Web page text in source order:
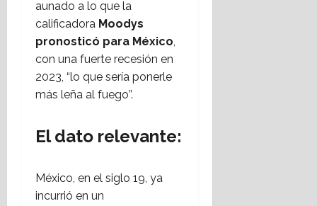
aunado a lo que la
calificadora Moodys
pronosticó para México,
con una fuerte recesión en
2023, “lo que sería ponerle
más leña al fuego”.
El dato relevante:
México, en el siglo 19, ya
incurrió en un